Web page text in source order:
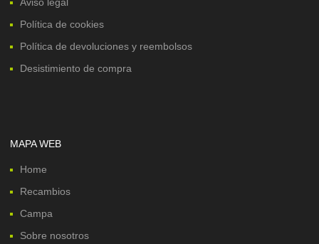
Política de cookies
Política de devoluciones y reembolsos
Desistimiento de compra
MAPA WEB
Home
Recambios
Campa
Sobre nosotros